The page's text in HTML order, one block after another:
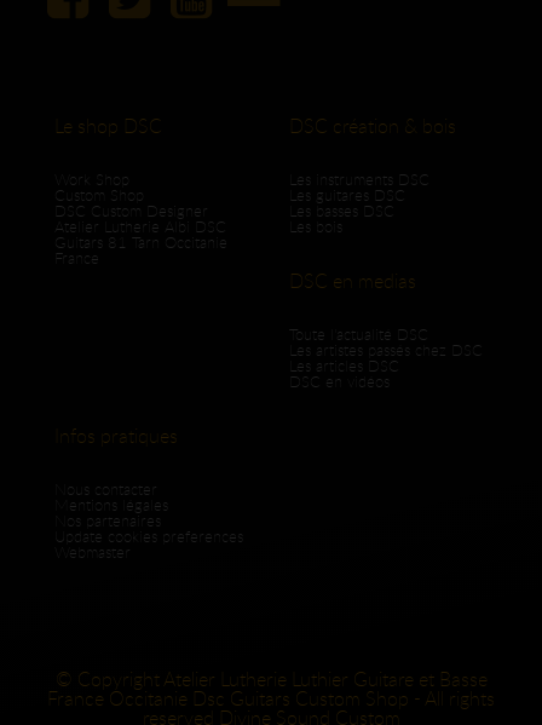
Le shop DSC
Work Shop
Custom Shop
DSC Custom Designer
Atelier Lutherie Albi DSC
Guitars 81 Tarn Occitanie
France
DSC création & bois
Les instruments DSC
Les guitares DSC
Les basses DSC
Les bois
DSC en medias
Toute l'actualité DSC
Les artistes passés chez DSC
Les articles DSC
DSC en vidéos
Infos pratiques
Nous contacter
Mentions légales
Nos partenaires
Update cookies preferences
Webmaster
© Copyright Atelier Lutherie Luthier Guitare et Basse
France Occitanie Dsc Guitars Custom Shop - All rights
reserved Divine Sound Custom